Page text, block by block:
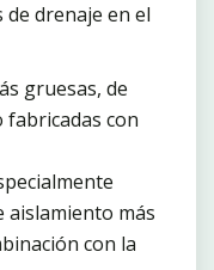
drenaje en el
gruesas, de
con
aislamiento más
con la